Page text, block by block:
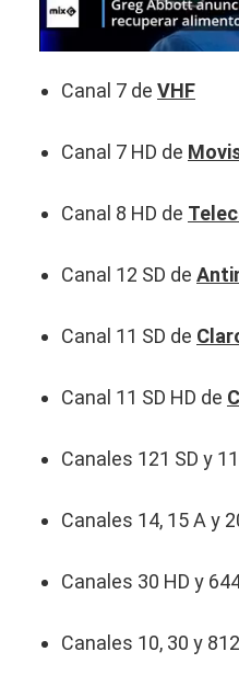
Canal 7 de VHF
Canal 7 HD de
Canal 8 HD de
Canal 12 SD de
Canal 11 SD de
Canal 11 SD HD de
Canales 121 SD y
Canales 14, 15 A y
Canales 30 HD y
Canales 10, 30 y